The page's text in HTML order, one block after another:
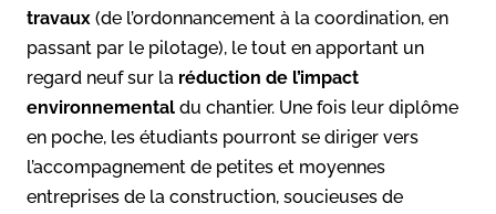
travaux (de l’ordonnancement à la coordination, en
passant par le pilotage), le tout en apportant un
regard neuf sur la réduction de l’impact
environnemental du chantier. Une fois leur diplôme
en poche, les étudiants pourront se diriger vers
l’accompagnement de petites et moyennes
entreprises de la construction, soucieuses de